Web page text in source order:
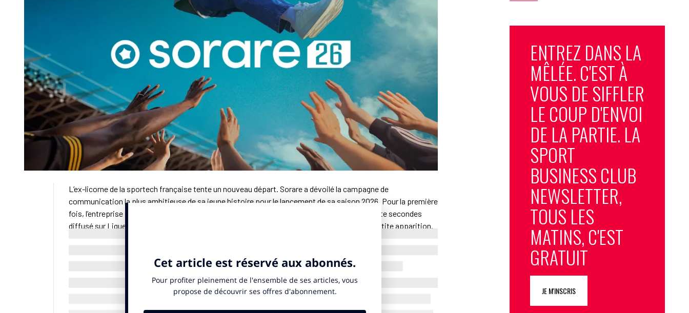
L’ex-licorne de la sportech française tente un nouveau départ. Sorare a dévoilé la campagne de
communication la plus ambitieuse de sa jeune histoire pour le lancement de sa saison 2026. Pour la première
fois, l’entreprise spécialisée dans le
investit la télévision avec un spot de trente secondes
diffusé sur Ligue 1+ et Bein Sports. Zinédine Zidane, ambassadeur de la marque, y fait une petite apparition.
Cette initiative, orchestrée par l’agence Grinta, intervient alors que la société cherche à se relancer.
Présentée comme un fleuron français du numérique il y a cinq ans, elle traverse une période critique. Ses
revenus ont chuté de 143 millions d’euros en 2022 à 43 millions en 2024. La désaffection pour les NFT, ces
ENTREZ DANS LA
MÊLÉE. C'EST À
VOUS DE SIFFLER
LE COUP D'ENVOI
DE LA PARTIE. LA
SPORT
BUSINESS CLUB
NEWSLETTER,
TOUS LES
MATINS, C'EST
GRATUIT
JE M'INSCRIS